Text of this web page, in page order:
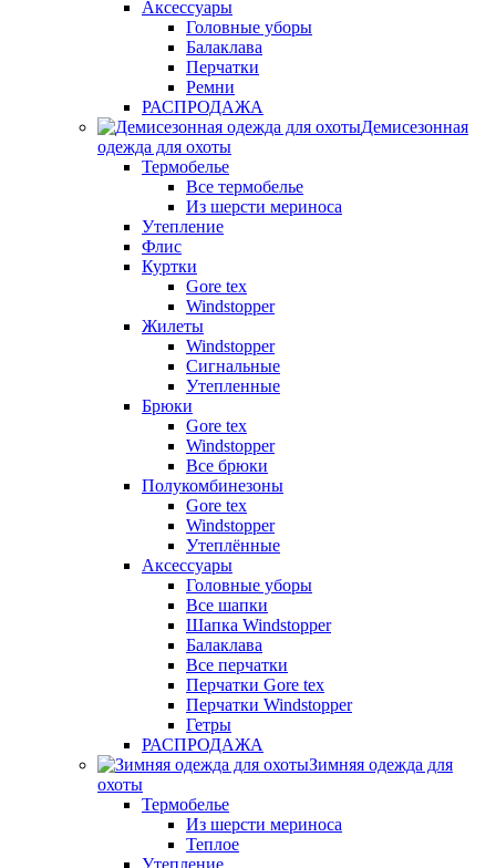
Аксессуары
Головные уборы
Балаклава
Перчатки
Ремни
РАСПРОДАЖА
Демисезонная
одежда для охоты
Термобелье
Все термобелье
Из шерсти мериноса
Утепление
Флис
Куртки
Gore tex
Windstopper
Жилеты
Windstopper
Сигнальные
Утепленные
Брюки
Gore tex
Windstopper
Все брюки
Полукомбинезоны
Gore tex
Windstopper
Утеплённые
Аксессуары
Головные уборы
Все шапки
Шапка Windstopper
Балаклава
Все перчатки
Перчатки Gore tex
Перчатки Windstopper
Гетры
РАСПРОДАЖА
Зимняя одежда для
охоты
Термобелье
Из шерсти мериноса
Теплое
Утепление